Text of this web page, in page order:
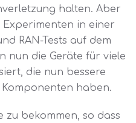
halten. Aber
Experimenten in einer
RAN-Tests auf dem
nun die Geräte für viele
die nun bessere
haben.
zu bekommen, so dass